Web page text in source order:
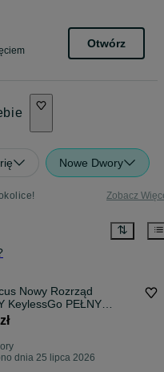
Otwórz
Nowe Dwory
Zobacz
Nowy Rozrząd
KeylessGo PEŁNY
Podg.Fotele
dnia 25 lipca 2026